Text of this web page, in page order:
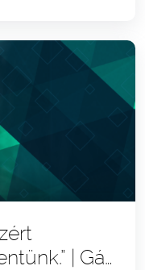
| Gál